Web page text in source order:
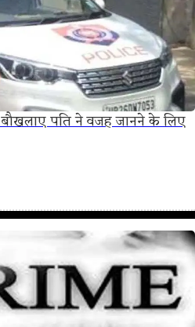
बौखलाए पति ने वजह जानने के लिए